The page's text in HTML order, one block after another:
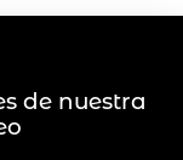
de nuestra